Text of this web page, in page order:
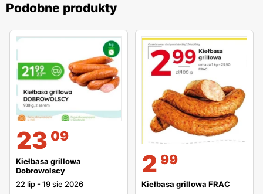
Podobne produkty
23 09
Kiełbasa grillowa
Dobrowolscy
22 lip -19 sie 2026
2 99
Kiełbasa grillowa FRAC